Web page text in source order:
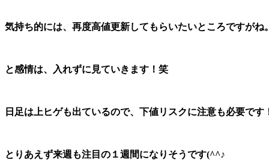
気持ち的には、再度高値更新してもらいたいところですがね
と感情は、入れずに見ていきます！笑
日足は上ヒゲも出ているので、下値リスクに注意も必要です
とりあえず来週も注目の１週間になりそうです(^^♪